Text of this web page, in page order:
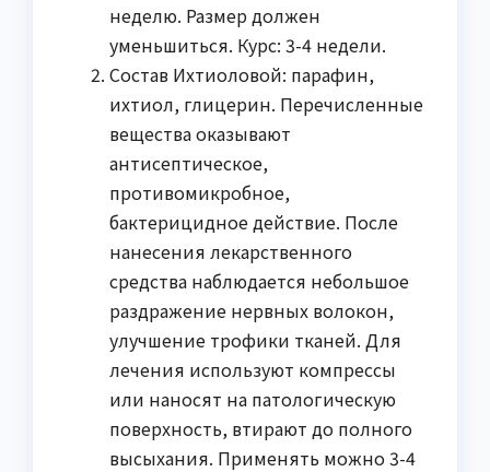
неделю. Размер должен
уменьшиться. Курс: 3-4 недели.
Состав Ихтиоловой: парафин,
ихтиол, глицерин. Перечисленные
вещества оказывают
антисептическое,
противомикробное,
бактерицидное действие. После
нанесения лекарственного
средства наблюдается небольшое
раздражение нервных волокон,
улучшение трофики тканей. Для
лечения используют компрессы
или наносят на патологическую
поверхность, втирают до полного
высыхания. Применять можно 3-4